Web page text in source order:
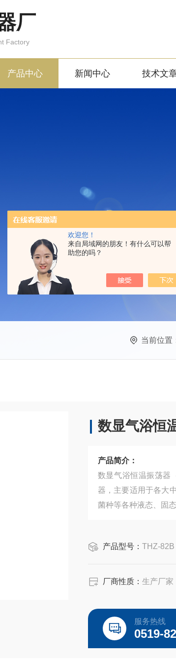
欢迎您！
来自局域网的朋友！有什么可以帮
助您的吗？
厂
Factory
产品中心 新闻中心 技术文
当前位置
数显气浴恒
产品简介：
数显气浴恒温振荡器
器，主要适用于各大
菌种等各种液态、固
产品型号： THZ-82B
厂商性质： 生产厂家
服务热线
0519-